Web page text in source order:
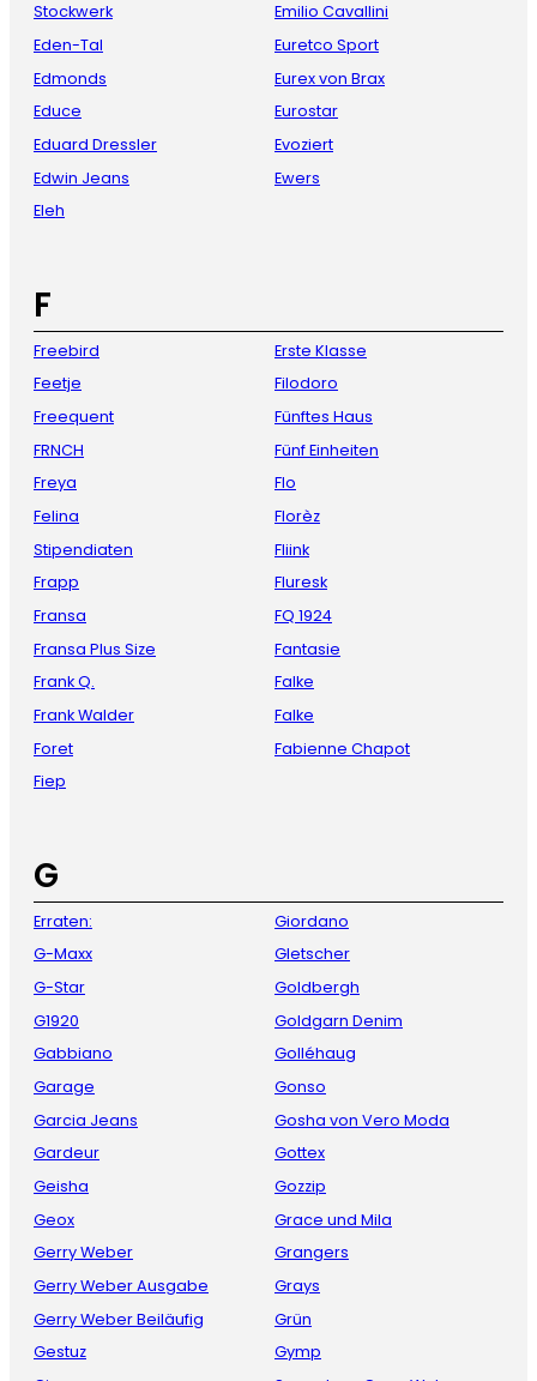
Stockwerk
Eden-Tal
Edmonds
Educe
Eduard Dressler
Edwin Jeans
Eleh
Emilio Cavallini
Euretco Sport
Eurex von Brax
Eurostar
Evoziert
Ewers
F
Freebird
Feetje
Freequent
FRNCH
Freya
Felina
Stipendiaten
Frapp
Fransa
Fransa Plus Size
Frank Q.
Frank Walder
Foret
Fiep
Erste Klasse
Filodoro
Fünftes Haus
Fünf Einheiten
Flo
Florèz
Fliink
Fluresk
FQ 1924
Fantasie
Falke
Falke
Fabienne Chapot
G
Erraten:
G-Maxx
G-Star
G1920
Gabbiano
Garage
Garcia Jeans
Gardeur
Geisha
Geox
Gerry Weber
Gerry Weber Ausgabe
Gerry Weber Beiläufig
Gestuz
Giordano
Gletscher
Goldbergh
Goldgarn Denim
Golléhaug
Gonso
Gosha von Vero Moda
Gottex
Gozzip
Grace und Mila
Grangers
Grays
Grün
Gymp